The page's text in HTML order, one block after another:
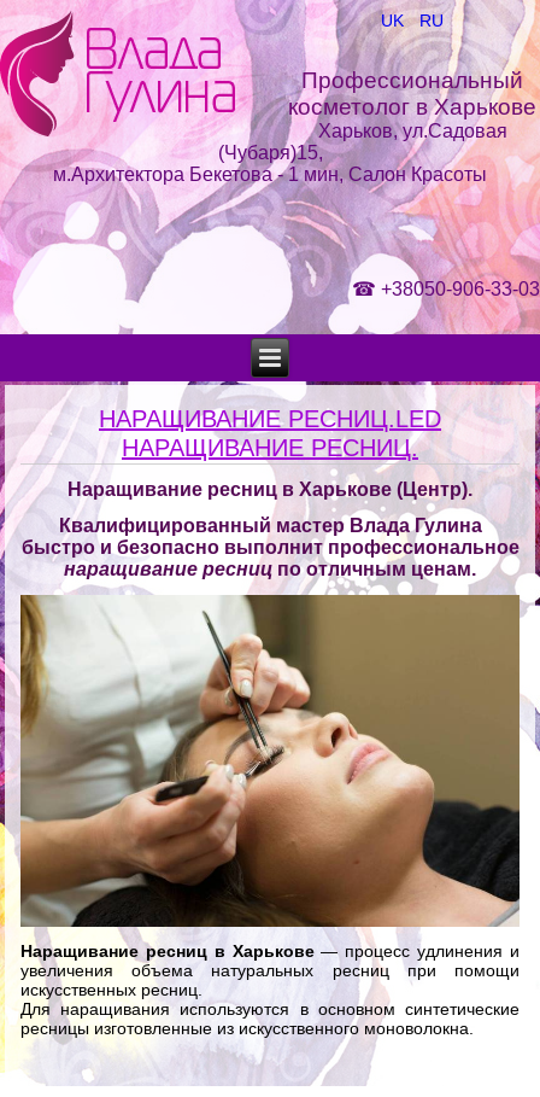
UK RU
Профессиональный
косметолог в Харькове
Харьков, ул.Садовая
(Чубаря)15,
м.Архитектора Бекетова - 1 мин, Салон Красоты
☎ +38050-906-33-03
НАРАЩИВАНИЕ РЕСНИЦ.LED
НАРАЩИВАНИЕ РЕСНИЦ.
Наращивание ресниц в Харькове (Центр).
Квалифицированный мастер Влада Гулина
быстро и безопасно выполнит профессиональное
наращивание ресниц поотличным ценам.
Наращивание ресниц в Харькове— процесс удлинения и
увеличения объема натуральных ресниц при помощи
искусственных ресниц.
Для наращивания используются в основном синтетические
ресницы изготовленные из искусственного моноволокна.